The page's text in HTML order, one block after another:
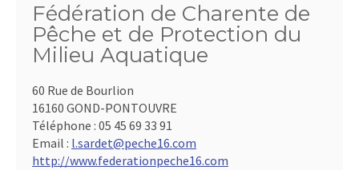
Fédération de Charente de
Pêche et de Protection du
Milieu Aquatique
60 Rue de Bourlion
16160 GOND-PONTOUVRE
Téléphone : 05 45 69 33 91
Email : l.sardet@peche16.com
http://www.federationpeche16.com